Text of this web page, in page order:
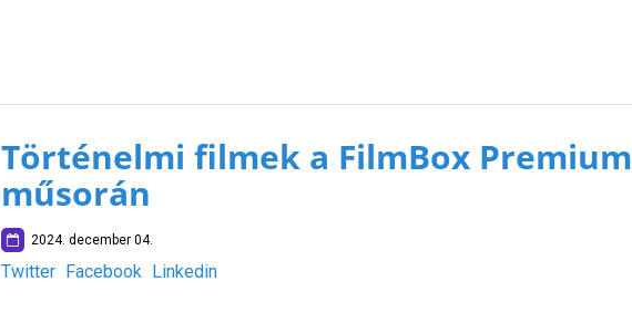
Történelmi filmek a FilmBox Premium
műsorán
2024. december 04.
Twitter Facebook Linkedin